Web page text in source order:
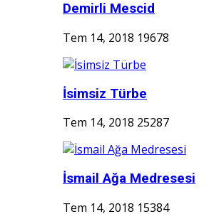
Demirli Mescid
Tem 14, 2018 19678
İsimsiz Türbe
Tem 14, 2018 25287
İsmail Ağa Medresesi
Tem 14, 2018 15384